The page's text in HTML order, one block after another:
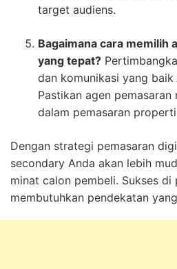
target audiens.
Bagaimana cara memilih
yang tepat?
dan komunikasi yang
Pastikan agen
dalam pemasaran
Dengan strategi pemasaran
secondary Anda akan lebih
minat calon pembeli. Sukses
membutuhkan pendekatan